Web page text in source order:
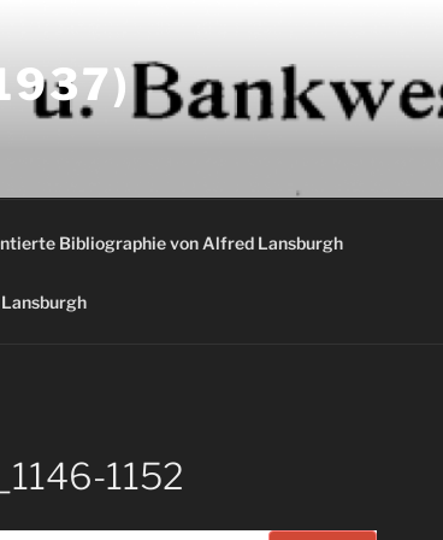
Bibliographie von Alfred Lansburgh
1152